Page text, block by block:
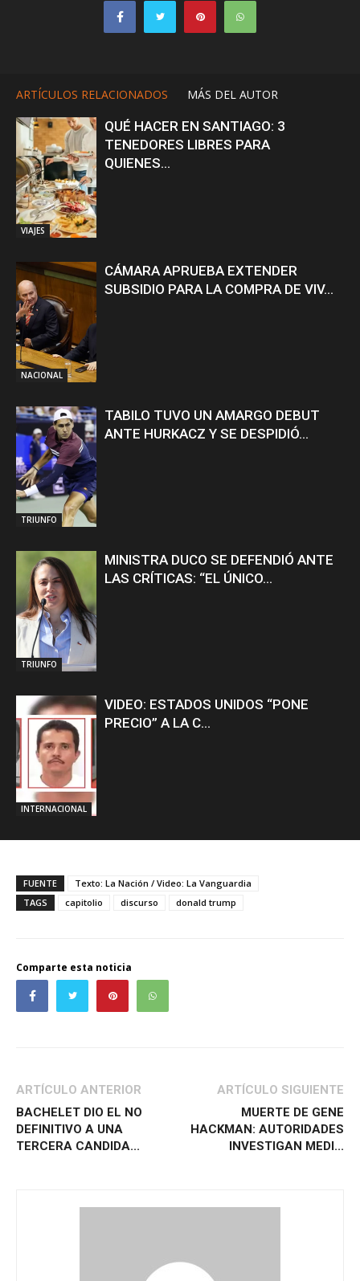
ARTÍCULOS RELACIONADOS MÁS DEL AUTOR
VIAJES
QUÉ HACER EN SANTIAGO: 3
TENEDORES LIBRES PARA
QUIENES...
NACIONAL
CÁMARA APRUEBA EXTENDER
SUBSIDIO PARA LA COMPRA DE VIV...
TRIUNFO
TABILO TUVO UN AMARGO DEBUT
ANTE HURKACZ Y SE DESPIDIÓ...
TRIUNFO
MINISTRA DUCO SE DEFENDIÓ ANTE
LAS CRÍTICAS: “EL ÚNICO...
INTERNACIONAL
VIDEO: ESTADOS UNIDOS “PONE
PRECIO” A LA C...
FUENTE
Texto: La Nación / Video: La Vanguardia
TAGS
capitolio discurso donald trump
Comparte esta noticia
ARTÍCULO ANTERIOR
BACHELET DIO EL NO
DEFINITIVO A UNA
TERCERA CANDIDA...
ARTÍCULO SIGUIENTE
MUERTE DE GENE
HACKMAN: AUTORIDADES
INVESTIGAN MEDI...